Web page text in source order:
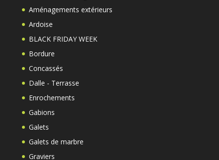
Aménagements extérieurs
Ardoise
BLACK FRIDAY WEEK
Bordure
Concassés
Dalle - Terrasse
Enrochements
Gabions
Galets
Galets de marbre
Graviers